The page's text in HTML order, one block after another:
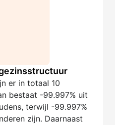
er in totaal 10
bestaat -99.997% uit
terwijl -99.997%
zijn. Daarnaast